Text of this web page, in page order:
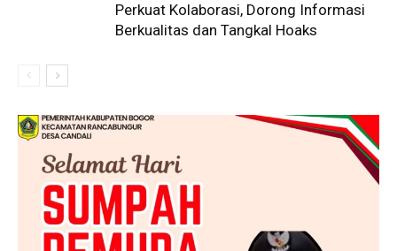
Perkuat Kolaborasi, Dorong Informasi
Berkualitas dan Tangkal Hoaks